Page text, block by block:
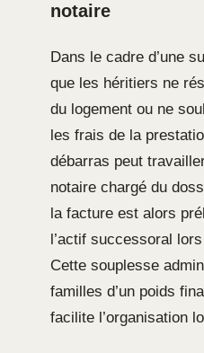
notaire
Dans le cadre d’une
que les héritiers ne
du logement ou ne
les frais de la
débarras peut
notaire chargé du
la facture est alors
l’actif successoral
Cette souplesse
familles d’un poids
facilite l’organisation